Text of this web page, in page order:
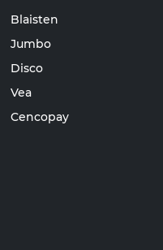
Blaisten
Jumbo
Disco
Vea
Cencopay